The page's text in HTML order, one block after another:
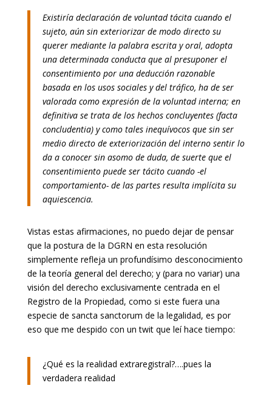
Existiría declaración de voluntad tácita cuando el
sujeto, aún sin exteriorizar de modo directo su
querer mediante la palabra escrita y oral, adopta
una determinada conducta que al presuponer el
consentimiento por una deducción razonable
basada en los usos sociales y del tráfico, ha de ser
valorada como expresión de la voluntad interna; en
definitiva se trata de los hechos concluyentes (facta
concludentia) y como tales inequívocos que sin ser
medio directo de exteriorización del interno sentir lo
da a conocer sin asomo de duda, de suerte que el
consentimiento puede ser tácito cuando -el
comportamiento- de las partes resulta implícita su
aquiescencia.
Vistas estas afirmaciones, no puedo dejar de pensar
que la postura de la DGRN en esta resolución
simplemente refleja un profundísimo desconocimiento
de la teoría general del derecho; y (para no variar) una
visión del derecho exclusivamente centrada en el
Registro de la Propiedad, como si este fuera una
especie de sancta sanctorum de la legalidad, es por
eso que me despido con un twit que leí hace tiempo:
¿Qué es la realidad extraregistral?….pues la
verdadera realidad